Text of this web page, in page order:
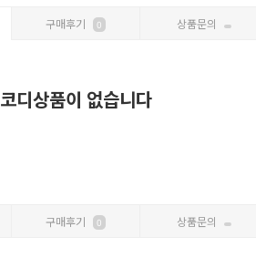
구매후기 0 상품문의
코디상품이 없습니다
구매후기 0 상품문의